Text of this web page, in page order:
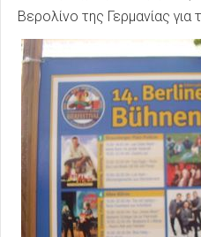
Βερολίνο της Γερμανίας